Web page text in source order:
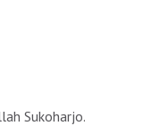
Sukoharjo.